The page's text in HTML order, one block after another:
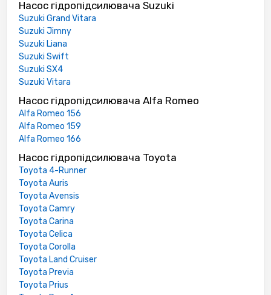
Насос гідропідсилювача Suzuki
Suzuki Grand Vitara
Suzuki Jimny
Suzuki Liana
Suzuki Swift
Suzuki SX4
Suzuki Vitara
Насос гідропідсилювача Alfa Romeo
Alfa Romeo 156
Alfa Romeo 159
Alfa Romeo 166
Насос гідропідсилювача Toyota
Toyota 4-Runner
Toyota Auris
Toyota Avensis
Toyota Camry
Toyota Carina
Toyota Celica
Toyota Corolla
Toyota Land Cruiser
Toyota Previa
Toyota Prius